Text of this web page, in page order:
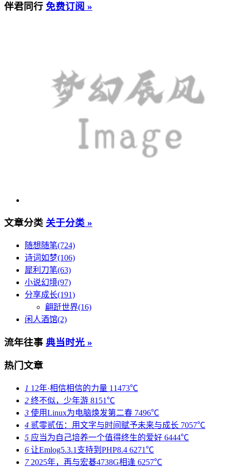
伴君同行 免费订阅 »
文章分类 关于分类 »
随想随笔(724)
诗词如梦(106)
犀利刀笔(63)
小说幻境(97)
分享成长(191)
翩跹世界(16)
闲人酒馆(2)
流年往事 典当时光 »
热门文章
1 12年·相信相信的力量 11473℃
2 终不似，少年游 8151℃
3 使用Linux为电脑焕发第二春 7496℃
4 贰零贰伍：用文字与时间赋予未来与成长 7057℃
5 应当为自己培养一个值得终生的爱好 6444℃
6 让Emlog5.3.1支持到PHP8.4 6271℃
72025年，再与宏碁4738G相逢 6257℃